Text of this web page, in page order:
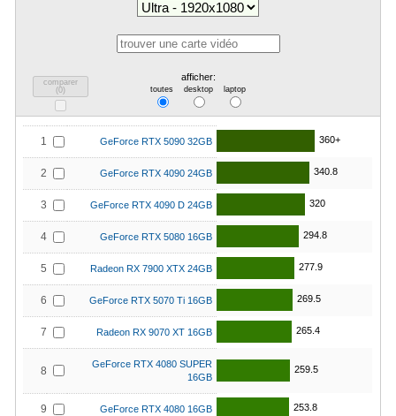
comparer
(0)
afficher:
toutes desktop laptop
1 GeForce RTX 5090 32GB 360+
2 GeForce RTX 4090 24GB 340.8
3 GeForce RTX 4090 D 24GB 320
4 GeForce RTX 5080 16GB 294.8
5 Radeon RX 7900 XTX 24GB 277.9
6 GeForce RTX 5070 Ti 16GB 269.5
7 Radeon RX 9070 XT 16GB 265.4
8
GeForce RTX 4080 SUPER
16GB
259.5
9 GeForce RTX 4080 16GB 253.8